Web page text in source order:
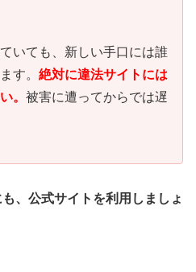
いても、新しい手口には誰
す。 絶対に違法サイトには
。 被害に遭ってからでは遅
、公式サイトを利用しましょ